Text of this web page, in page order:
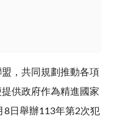
，共同規劃推動各項
供政府作為精進國家
8日舉辦113年第2次犯